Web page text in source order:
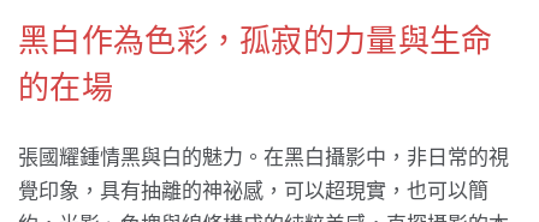
黑白作為色彩，孤寂的力量與生命
的在場
張國耀鍾情黑與白的魅力。在黑白攝影中，非日常的視
覺印象，具有抽離的神祕感，可以超現實，也可以簡